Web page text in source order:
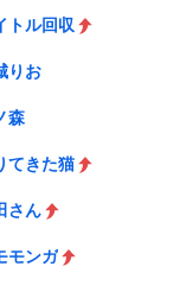
トル回収
りお
森
てきた猫
さん
モンガ